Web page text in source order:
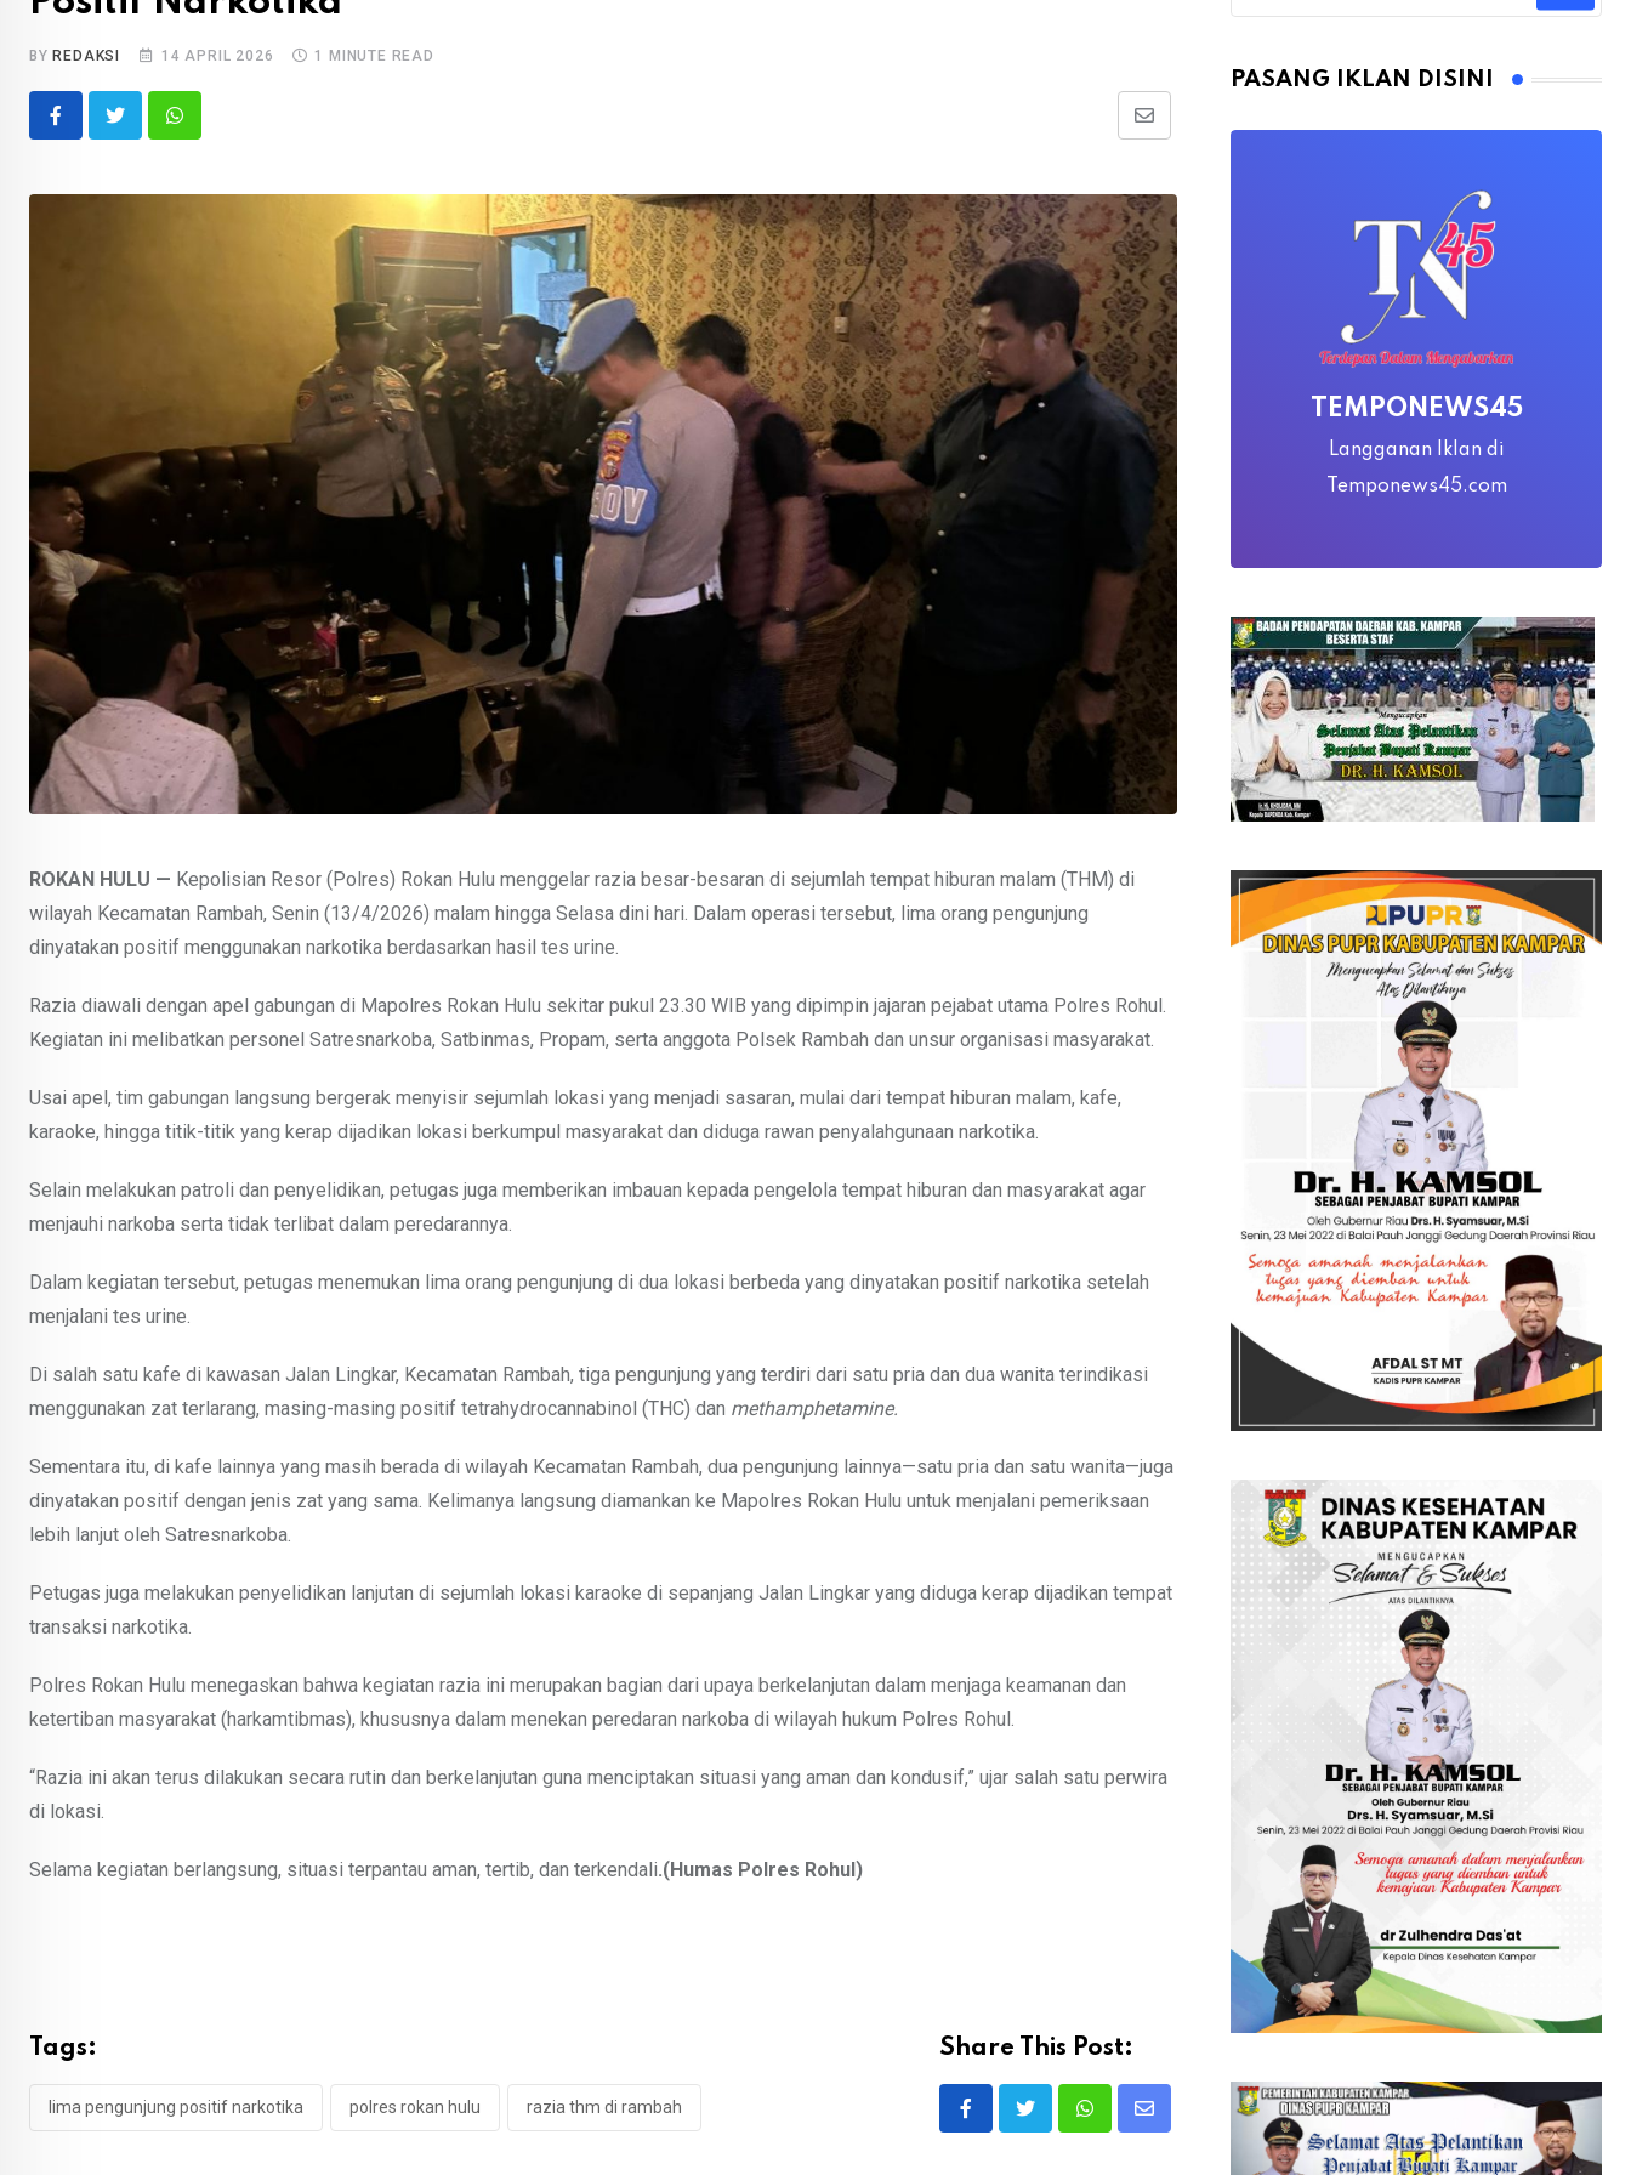
BY REDAKSI 14 APRIL 2026 1 MINUTE READ
Whatsapp
Share
Email
ROKAN HULU — Kepolisian Resor (Polres) Rokan Hulu menggelar razia besar-besaran di sejumlah tempat hiburan malam (THM) di
wilayah Kecamatan Rambah, Senin (13/4/2026) malam hingga Selasa dini hari. Dalam operasi tersebut, lima orang pengunjung
dinyatakan positif menggunakan narkotika berdasarkan hasil tes urine.
Razia diawali dengan apel gabungan di Mapolres Rokan Hulu sekitar pukul 23.30 WIB yang dipimpin jajaran pejabat utama Polres Rohul.
Kegiatan ini melibatkan personel Satresnarkoba, Satbinmas, Propam, serta anggota Polsek Rambah dan unsur organisasi masyarakat.
Usai apel, tim gabungan langsung bergerak menyisir sejumlah lokasi yang menjadi sasaran, mulai dari tempat hiburan malam, kafe,
karaoke, hingga titik-titik yang kerap dijadikan lokasi berkumpul masyarakat dan diduga rawan penyalahgunaan narkotika.
Selain melakukan patroli dan penyelidikan, petugas juga memberikan imbauan kepada pengelola tempat hiburan dan masyarakat agar
menjauhi narkoba serta tidak terlibat dalam peredarannya.
Dalam kegiatan tersebut, petugas menemukan lima orang pengunjung di dua lokasi berbeda yang dinyatakan positif narkotika setelah
menjalani tes urine.
Di salah satu kafe di kawasan Jalan Lingkar, Kecamatan Rambah, tiga pengunjung yang terdiri dari satu pria dan dua wanita terindikasi
menggunakan zat terlarang, masing-masing positif tetrahydrocannabinol (THC) dan methamphetamine.
Sementara itu, di kafe lainnya yang masih berada di wilayah Kecamatan Rambah, dua pengunjung lainnya—satu pria dan satu wanita—juga
dinyatakan positif dengan jenis zat yang sama. Kelimanya langsung diamankan ke Mapolres Rokan Hulu untuk menjalani pemeriksaan
lebih lanjut oleh Satresnarkoba.
Petugas juga melakukan penyelidikan lanjutan di sejumlah lokasi karaoke di sepanjang Jalan Lingkar yang diduga kerap dijadikan tempat
transaksi narkotika.
Polres Rokan Hulu menegaskan bahwa kegiatan razia ini merupakan bagian dari upaya berkelanjutan dalam menjaga keamanan dan
ketertiban masyarakat (harkamtibmas), khususnya dalam menekan peredaran narkoba di wilayah hukum Polres Rohul.
“Razia ini akan terus dilakukan secara rutin dan berkelanjutan guna menciptakan situasi yang aman dan kondusif,” ujar salah satu perwira
di lokasi.
Selama kegiatan berlangsung, situasi terpantau aman, tertib, dan terkendali.(Humas Polres Rohul)
Tags:
lima pengunjung positif narkotika polres rokan hulu razia thm di rambah
Share This Post:
WhatsappShare
PASANG IKLAN DISINI
TEMPONEWS45
Langganan Iklan di
Temponews45.com